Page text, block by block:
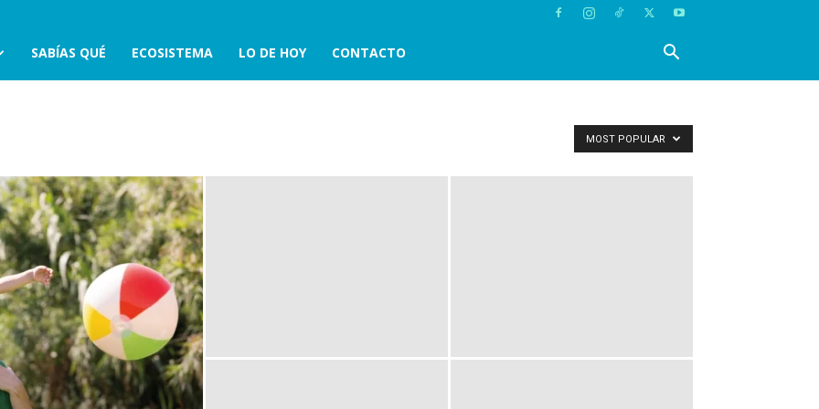
SABÍAS QUÉ ECOSISTEMA LO DE HOY CONTACTO
MOST POPULAR